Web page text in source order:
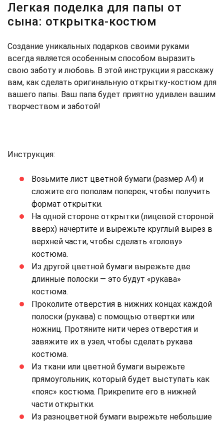
Легкая поделка для папы от
сына: открытка-костюм
Создание уникальных подарков своими руками
всегда является особенным способом выразить
свою заботу и любовь. В этой инструкции я расскажу
вам, как сделать оригинальную открытку-костюм для
вашего папы. Ваш папа будет приятно удивлен вашим
творчеством и заботой!
Инструкция:
Возьмите лист цветной бумаги (размер А4) и
сложите его пополам поперек, чтобы получить
формат открытки.
На одной стороне открытки (лицевой стороной
вверх) начертите и вырежьте круглый вырез в
верхней части, чтобы сделать «голову»
костюма.
Из другой цветной бумаги вырежьте две
длинные полоски — это будут «рукава»
костюма.
Проколите отверстия в нижних концах каждой
полоски (рукава) с помощью отвертки или
ножниц. Протяните нити через отверстия и
завяжите их в узел, чтобы сделать рукава
костюма.
Из ткани или цветной бумаги вырежьте
прямоугольник, который будет выступать как
«пояс» костюма. Прикрепите его в нижней
части открытки.
Из разноцветной бумаги вырежьте небольшие